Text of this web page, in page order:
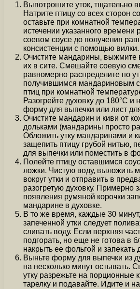
Выпотрошите уток, тщательно
Натрите птицу со всех сторон
оставьте при комнатной
истечении указанного времени
соевом соусе до получения
консистенции с помощью вилки.
Очистите мандарины, выжмите
их в сите. Смешайте соевую
равномерно распределите по
получившимся мандариновым
птиц при комнатной
Разогрейте духовку до 180°C и
форму для выпечки или лист
Очистите мандарин и киви от
дольками (мандарины просто
Обложить утку мандаринами и
защепить птицу грубой нитью,
для выпечки или поместить в
Полейте птицу оставшимся
ложки. Чистую воду, выложить
вокруг утки и отправить в
разогретую духовку. Примерно
появления румяной корочки
мандарине в духовке.
В то же время, каждые 30
запеченной утки следует
сливать воду. Если верхняя
подгорать, но еще не готова в
накрыть ее фольгой и запекать
Выньте форму для выпечки из
на несколько минут остывать.
утку разрежьте на порционные
тарелку и подавайте. Идите и